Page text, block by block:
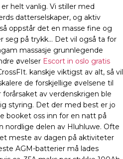
helt vanlig. Vi stiller med
datterselskaper, og aktiv
oppstår det en masse fine og
seg på trykk… Det vil også ta for
massasje grunnlegende
øvelser Escort in oslo gratis
kanskje viktigst av alt, så vil
de forskjellige øvelsene til
av verdenskrigen ble
styring. Det der med best er jo
booket oss inn for en natt på
nordlige delen av Hluhluwe. Ofte
meste av dagen på aktiviteter
AGM-batterier må lades